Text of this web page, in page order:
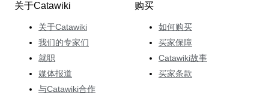
关于Catawiki
关于Catawiki
我们的专家们
就职
媒体报道
与Catawiki合作
购买
如何购买
买家保障
Catawiki故事
买家条款